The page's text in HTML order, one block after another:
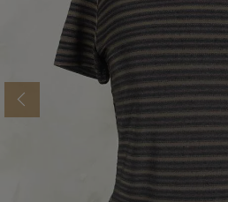
ご利用ガイド
店舗紹介
ブランドから探す